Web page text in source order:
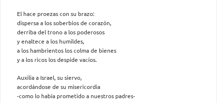
El hace proezas con su brazo:
dispersa a los soberbios de corazón,
derriba del trono a los poderosos
y enaltece a los humildes,
a los hambrientos los colma de bienes
y a los ricos los despide vacíos.
Auxilia a Israel, su siervo,
acordándose de su misericordia
-como lo había prometido a nuestros padres-